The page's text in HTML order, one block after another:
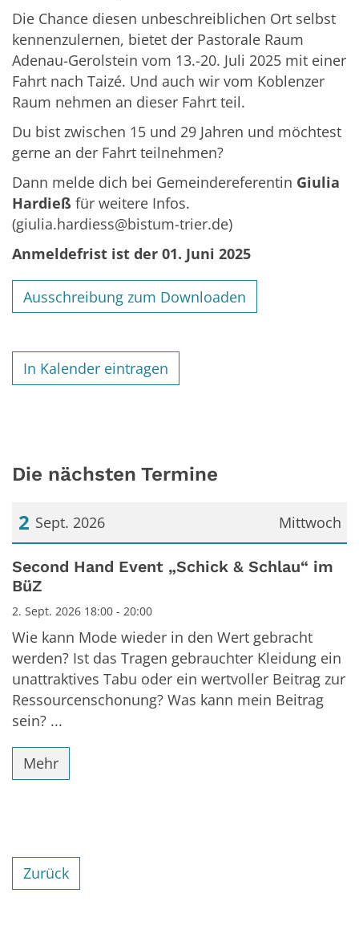
Die Chance diesen unbeschreiblichen Ort selbst
kennenzulernen, bietet der Pastorale Raum
Adenau-Gerolstein vom 13.-20. Juli 2025 mit einer
Fahrt nach Taizé. Und auch wir vom Koblenzer
Raum nehmen an dieser Fahrt teil.
Du bist zwischen 15 und 29 Jahren und möchtest
gerne an der Fahrt teilnehmen?
Dann melde dich bei Gemeindereferentin Giulia
Hardieß für weitere Infos.
(giulia.hardiess@bistum-trier.de)
Anmeldefrist ist der 01. Juni 2025
Ausschreibung zum Downloaden
In Kalender eintragen
Die nächsten Termine
Mittwoch
2 Sept. 2026
Datum: 2. September 2026
Second Hand Event „Schick & Schlau“ im
BüZ
2. Sept. 2026 18:00 - 20:00
Wie kann Mode wieder in den Wert gebracht
werden? Ist das Tragen gebrauchter Kleidung ein
unattraktives Tabu oder ein wertvoller Beitrag zur
Ressourcenschonung? Was kann mein Beitrag
sein? ...
Mehr
Zurück